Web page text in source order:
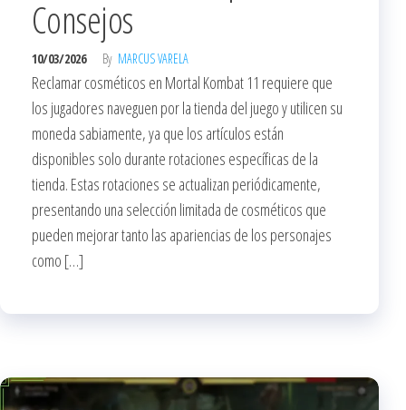
Consejos
10/03/2026 By MARCUS VARELA
Reclamar cosméticos en Mortal Kombat 11 requiere que
los jugadores naveguen por la tienda del juego y utilicen su
moneda sabiamente, ya que los artículos están
disponibles solo durante rotaciones específicas de la
tienda. Estas rotaciones se actualizan periódicamente,
presentando una selección limitada de cosméticos que
pueden mejorar tanto las apariencias de los personajes
como […]